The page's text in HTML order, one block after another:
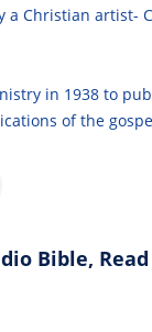
a Christian
in 1938 to
of the
Bible,